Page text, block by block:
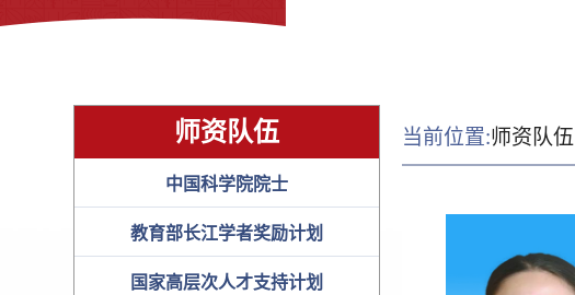
师资队伍
中国科学院院士
教育部长江学者奖励计划
国家高层次人才支持计划
当前位置:师资队伍